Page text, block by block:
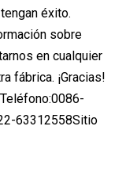
éxito.
sobre
en cualquier
fábrica. ¡Gracias!
63312558Sitio